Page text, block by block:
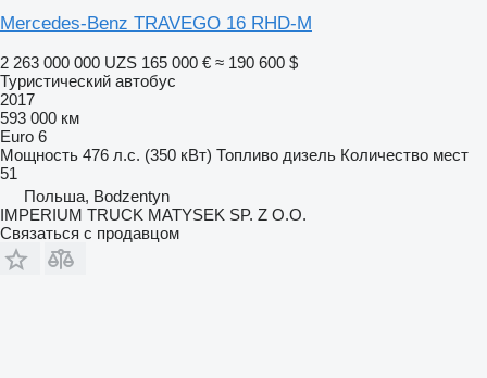
Mercedes-Benz TRAVEGO 16 RHD-M
2 263 000 000 UZS 165 000 € ≈ 190 600 $
Туристический автобус
2017
593 000 км
Euro 6
Мощность 476 л.с. (350 кВт) Топливо дизель Количество мест
51
Польша, Bodzentyn
IMPERIUM TRUCK MATYSEK SP. Z O.O.
Связаться с продавцом